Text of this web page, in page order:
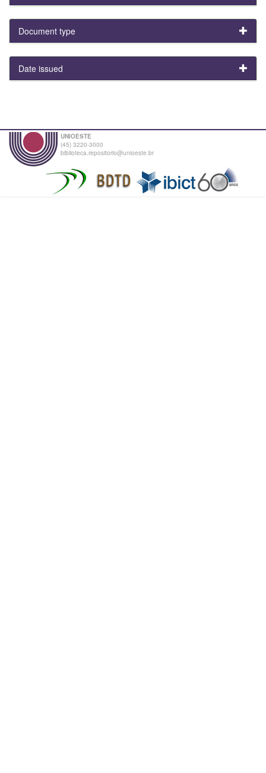
Document type
Date issued
UNIOESTE
(45) 3220-3000
biblioteca.repositorio@unioeste.br